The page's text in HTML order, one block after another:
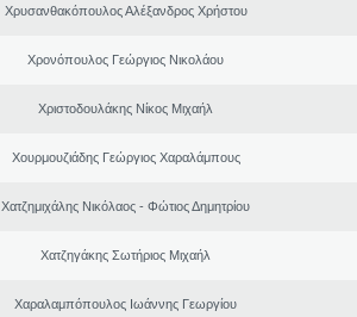
Χρυσανθακόπουλος Αλέξανδρος Χρήστου
Χρονόπουλος Γεώργιος Νικολάου
Χριστοδουλάκης Νίκος Μιχαήλ
Χουρμουζιάδης Γεώργιος Χαραλάμπους
Χατζημιχάλης Νικόλαος - Φώτιος Δημητρίου
Χατζηγάκης Σωτήριος Μιχαήλ
Χαραλαμπόπουλος Ιωάννης Γεωργίου